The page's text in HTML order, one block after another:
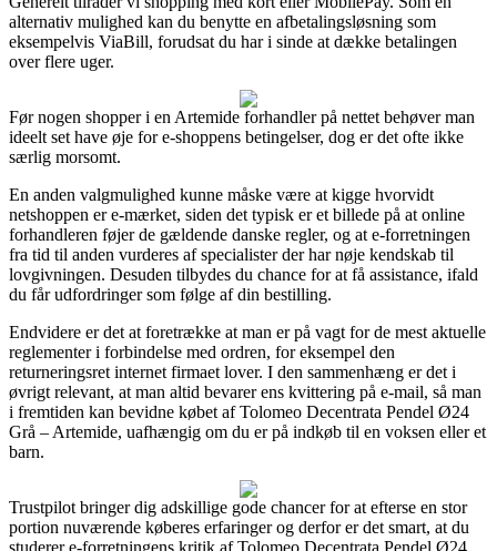
alternativ mulighed kan du benytte en afbetalingsløsning som
eksempelvis ViaBill, forudsat du har i sinde at dække betalingen
over flere uger.
Før nogen shopper i en Artemide forhandler på nettet behøver man
ideelt set have øje for e-shoppens betingelser, dog er det ofte ikke
særlig morsomt.
En anden valgmulighed kunne måske være at kigge hvorvidt
netshoppen er e-mærket, siden det typisk er et billede på at online
forhandleren føjer de gældende danske regler, og at e-forretningen
fra tid til anden vurderes af specialister der har nøje kendskab til
lovgivningen. Desuden tilbydes du chance for at få assistance, ifald
du får udfordringer som følge af din bestilling.
Endvidere er det at foretrække at man er på vagt for de mest aktuelle
reglementer i forbindelse med ordren, for eksempel den
returneringsret internet firmaet lover. I den sammenhæng er det i
øvrigt relevant, at man altid bevarer ens kvittering på e-mail, så man
i fremtiden kan bevidne købet af Tolomeo Decentrata Pendel Ø24
Grå – Artemide, uafhængig om du er på indkøb til en voksen eller et
barn.
Trustpilot bringer dig adskillige gode chancer for at efterse en stor
portion nuværende køberes erfaringer og derfor er det smart, at du
studerer e-forretningens kritik af Tolomeo Decentrata Pendel Ø24